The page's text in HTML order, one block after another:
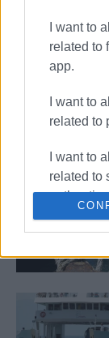
I want to
related to
app.
I want to
related to
I want to
related to